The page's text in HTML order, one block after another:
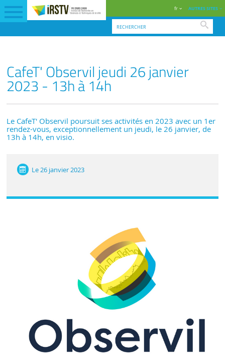
fr AUTRES SITES
CafeT' Observil jeudi 26 janvier
2023 - 13h à 14h
Le CafeT' Observil poursuit ses activités en 2023 avec un 1er
rendez-vous, exceptionnellement un jeudi, le 26 janvier, de
13h à 14h, en visio.
Le26 janvier 2023